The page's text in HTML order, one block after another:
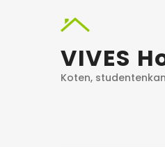
VIVES
Koten,